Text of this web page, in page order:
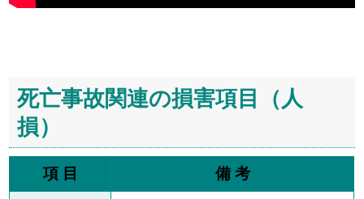
死亡事故関連の損害項目（人
損）
項 目 備 考